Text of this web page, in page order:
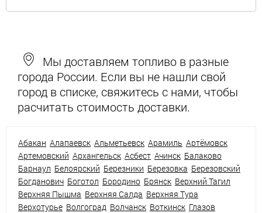
Мы доставляем топливо в разные
города России. Если вы не нашли свой
город в списке, свяжитесь с нами, чтобы
расчитать стоимость доставки.
Абакан Алапаевск Альметьевск Арамиль Артёмовск
Артемовский Архангельск Асбест Ачинск Балаково
Барнаул Белоярский Березники Березовка Березовский
Богданович Боготол Бородино Брянск Верхний Тагил
Верхняя Пышма Верхняя Салда Верхняя Тура
Верхотурье Волгоград Волчанск Воткинск Глазов